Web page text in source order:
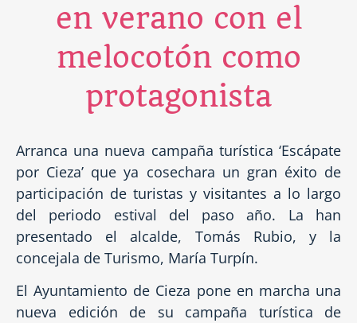
en verano con el
melocotón como
protagonista
Arranca una nueva campaña turística ‘Escápate
por Cieza’ que ya cosechara un gran éxito de
participación de turistas y visitantes a lo largo
del periodo estival del paso año. La han
presentado el alcalde, Tomás Rubio, y la
concejala de Turismo, María Turpín.
El Ayuntamiento de Cieza pone en marcha una
nueva edición de su campaña turística de